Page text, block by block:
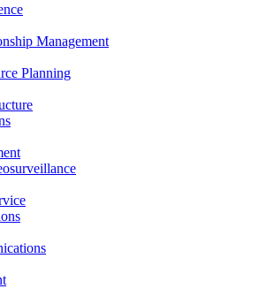
Management
Planning